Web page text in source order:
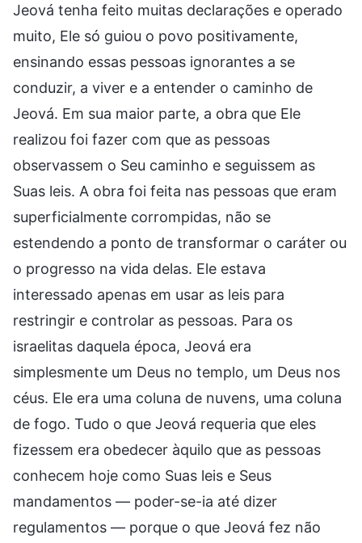
Jeová tenha feito muitas declarações e operado
muito, Ele só guiou o povo positivamente,
ensinando essas pessoas ignorantes a se
conduzir, a viver e a entender o caminho de
Jeová. Em sua maior parte, a obra que Ele
realizou foi fazer com que as pessoas
observassem o Seu caminho e seguissem as
Suas leis. A obra foi feita nas pessoas que eram
superficialmente corrompidas, não se
estendendo a ponto de transformar o caráter ou
o progresso na vida delas. Ele estava
interessado apenas em usar as leis para
restringir e controlar as pessoas. Para os
israelitas daquela época, Jeová era
simplesmente um Deus no templo, um Deus nos
céus. Ele era uma coluna de nuvens, uma coluna
de fogo. Tudo o que Jeová requeria que eles
fizessem era obedecer àquilo que as pessoas
conhecem hoje como Suas leis e Seus
mandamentos — poder-se-ia até dizer
regulamentos — porque o que Jeová fez não